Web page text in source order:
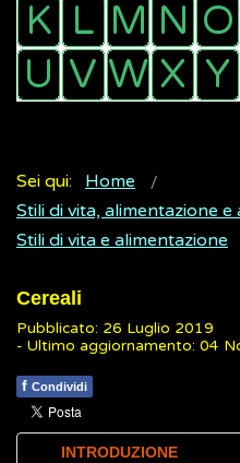
Sei qui:
Home
Stili di vita, alimentazione e
Stili di vita e alimentazione
Cereali
Pubblicato: 26 Luglio 2019
- Ultimo aggiornamento: 04
f Condividi
INTRODUZIONE